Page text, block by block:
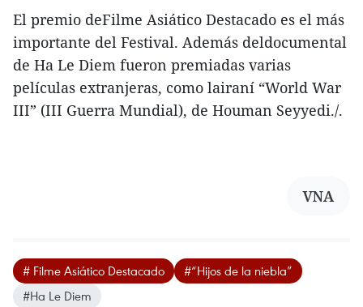
El premio deFilme Asiático Destacado es el más
importante del Festival. Además deldocumental
de Ha Le Diem fueron premiadas varias
películas extranjeras, como lairaní “World War
III” (III Guerra Mundial), de Houman Seyyedi./.
VNA
# Filme Asiático Destacado
#“Hijos de la niebla”
#Ha Le Diem